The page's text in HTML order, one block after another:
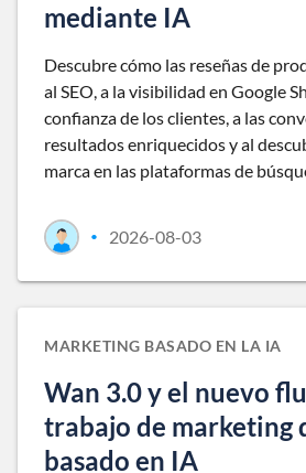
mediante IA
Descubre cómo las reseñas de
al SEO, a la visibilidad en Google
confianza de los clientes, a las
resultados enriquecidos y al
marca en las plataformas de
• 2026-08-03
MARKETING BASADO EN LA IA
Wan 3.0 y el nuevo
trabajo de marketing
basado en IA